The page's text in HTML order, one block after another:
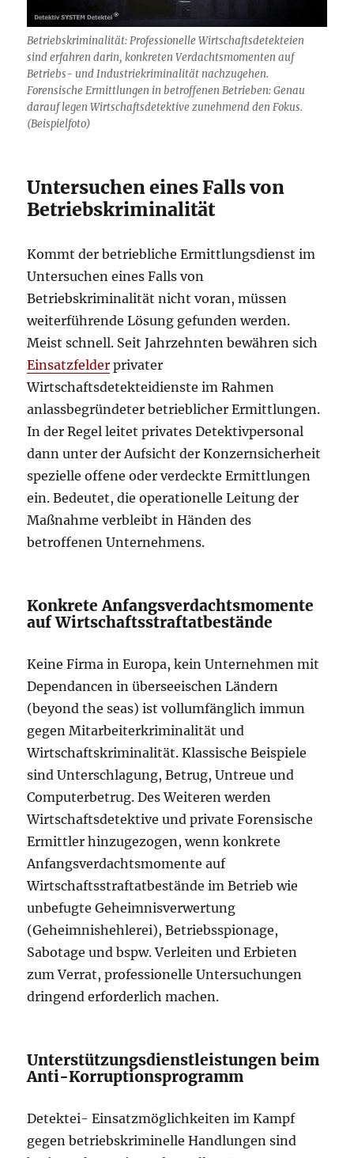
Betriebskriminalität: Professionelle Wirtschaftsdetekteien
sind erfahren darin, konkreten Verdachtsmomenten auf
Betriebs- und Industriekriminalität nachzugehen.
Forensische Ermittlungen in betroffenen Betrieben: Genau
darauf legen Wirtschaftsdetektive zunehmend den Fokus.
(Beispielfoto)
Untersuchen eines Falls von
Betriebskriminalität
Kommt der betriebliche Ermittlungsdienst im
Untersuchen eines Falls von
Betriebskriminalität nicht voran, müssen
weiterführende Lösung gefunden werden.
Meist schnell. Seit Jahrzehnten bewähren sich
Einsatzfelder privater
Wirtschaftsdetekteidienste im Rahmen
anlassbegründeter betrieblicher Ermittlungen.
In der Regel leitet privates Detektivpersonal
dann unter der Aufsicht der Konzernsicherheit
spezielle offene oder verdeckte Ermittlungen
ein. Bedeutet, die operationelle Leitung der
Maßnahme verbleibt in Händen des
betroffenen Unternehmens.
Konkrete Anfangsverdachtsmomente
auf Wirtschaftsstraftatbestände
Keine Firma in Europa, kein Unternehmen mit
Dependancen in überseeischen Ländern
(beyond the seas) ist vollumfänglich immun
gegen Mitarbeiterkriminalität und
Wirtschaftskriminalität. Klassische Beispiele
sind Unterschlagung, Betrug, Untreue und
Computerbetrug. Des Weiteren werden
Wirtschaftsdetektive und private Forensische
Ermittler hinzugezogen, wenn konkrete
Anfangsverdachtsmomente auf
Wirtschaftsstraftatbestände im Betrieb wie
unbefugte Geheimnisverwertung
(Geheimnishehlerei), Betriebsspionage,
Sabotage und bspw. Verleiten und Erbieten
zum Verrat, professionelle Untersuchungen
dringend erforderlich machen.
Unterstützungsdienstleistungen beim
Anti-Korruptionsprogramm
Detektei- Einsatzmöglichkeiten im Kampf
gegen betriebskriminelle Handlungen sind